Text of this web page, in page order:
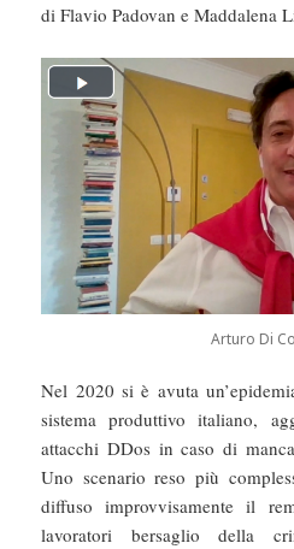
di Flavio Padovan e Maddalena
Arturo Di
Nel 2020 si è avuta
sistema produttivo italiano,
attacchi DDos in caso di
Uno scenario reso più
diffuso improvvisamente il
lavoratori bersaglio della